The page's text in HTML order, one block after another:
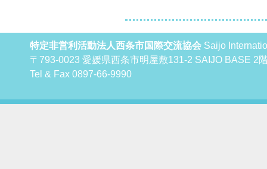
特定非営利活動法人西条市国際交流協会 Saijo
〒793-0023 愛媛県西条市明屋敷131-2 SAIJO BASE 2
Tel & Fax 0897-66-9990